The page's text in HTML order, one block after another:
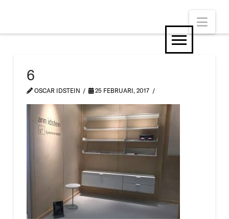
6
OSCAR IDSTEIN 25 FEBRUARI, 2017